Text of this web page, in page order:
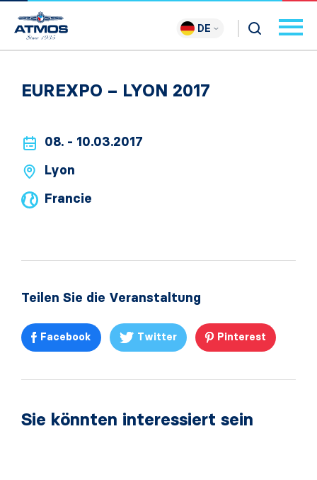
DE
EUREXPO – LYON 2017
08. - 10.03.2017
Lyon
Francie
Teilen Sie die Veranstaltung
Facebook Twitter Pinterest
Sie könnten interessiert sein